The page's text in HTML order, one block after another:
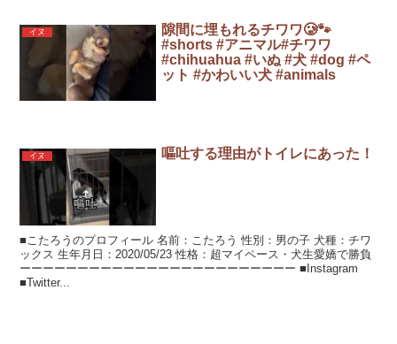
イヌ
隙間に埋もれるチワワ🥲🐾
#shorts #アニマル#チワワ
#chihuahua #いぬ #犬 #dog #ペ
ット #かわいい犬 #animals
イヌ 嘔吐する理由がトイレにあった！
■こたろうのプロフィール 名前：こたろう 性別：男の子 犬種：チワ
ックス 生年月日：2020/05/23 性格：超マイペース・犬生愛嬌で勝負
ーーーーーーーーーーーーーーーーーーーーーーーー ■Instagram
■Twitter...